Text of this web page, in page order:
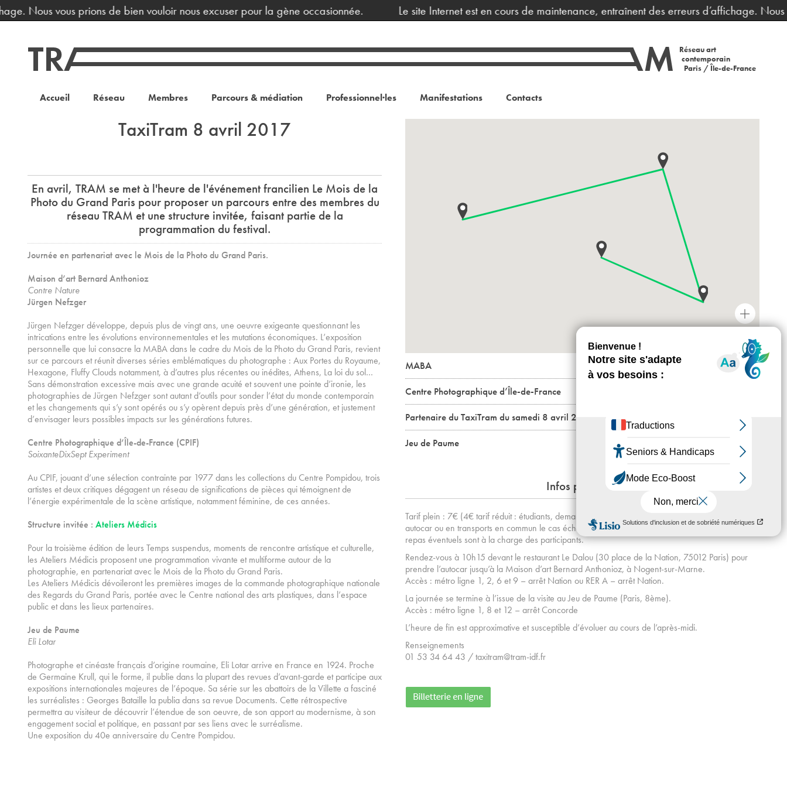
Nous vous prions de bien vouloir nous excuser pour la gène occasionnée. Le site Internet est en cours de maintenance, entraînent des erreurs d’affichage. Nous
Réseau art
contemporain
Paris / Île-de-France
Accueil Réseau Membres Parcours & médiation Professionnel·les Manifestations Contacts
TaxiTram 8 avril 2017
En avril, TRAM se met à l'heure de l'événement francilien Le Mois de la
Photo du Grand Paris pour proposer un parcours entre des membres du
réseau TRAM et une structure invitée, faisant partie de la
programmation du festival.
Journée en partenariat avec le Mois de la Photo du Grand Paris.
Maison d’art Bernard Anthonioz
Contre Nature
Jürgen Nefzger
Jürgen Nefzger développe, depuis plus de vingt ans, une oeuvre exigeante questionnant les
intrications entre les évolutions environnementales et les mutations économiques. L’exposition
personnelle que lui consacre la MABA dans le cadre du Mois de la Photo du Grand Paris, revient
sur ce parcours et réunit diverses séries emblématiques du photographe : Aux Portes du Royaume,
Hexagone, Fluffy Clouds notamment, à d’autres plus récentes ou inédites, Athens, La loi du sol…
Sans démonstration excessive mais avec une grande acuité et souvent une pointe d’ironie, les
photographies de Jürgen Nefzger sont autant d’outils pour sonder l’état du monde contemporain
et les changements qui s’y sont opérés ou s’y opèrent depuis près d’une génération, et justement
d’envisager leurs possibles impacts sur les générations futures.
Centre Photographique d’Île-de-France (CPIF)
SoixanteDixSept Experiment
Au CPIF, jouant d’une sélection contrainte par 1977 dans les collections du Centre Pompidou, trois
artistes et deux critiques dégagent un réseau de significations de pièces qui témoignent de
l’énergie expérimentale de la scène artistique, notamment féminine, de ces années.
Structure invitée : Ateliers Médicis
Pour la troisième édition de leurs Temps suspendus, moments de rencontre artistique et culturelle,
les Ateliers Médicis proposent une programmation vivante et multiforme autour de la
photographie, en partenariat avec le Mois de la Photo du Grand Paris.
Les Ateliers Médicis dévoileront les premières images de la commande photographique nationale
des Regards du Grand Paris, portée avec le Centre national des arts plastiques, dans l’espace
public et dans les lieux partenaires.
Jeu de Paume
Eli Lotar
Photographe et cinéaste français d’origine roumaine, Eli Lotar arrive en France en 1924. Proche
de Germaine Krull, qui le forme, il publie dans la plupart des revues d’avant-garde et participe aux
expositions internationales majeures de l’époque. Sa série sur les abattoirs de la Villette a fasciné
les surréalistes : Georges Bataille la publia dans sa revue Documents. Cette rétrospective
permettra au visiteur de découvrir l’étendue de son oeuvre, de son apport au modernisme, à son
engagement social et politique, en passant par ses liens avec le surréalisme.
Une exposition du 40e anniversaire du Centre Pompidou.
+
MABA
Centre Photographique d’Île-de-France
Partenaire du TaxiTram du samedi 8 avril 2017 – Ateliers Médicis
Jeu de Paume
Infos pratiques
Tarif plein : 7€ (4€ tarif réduit : étudiants, demandeurs d’emploi), comprenant le déplacement en
autocar ou en transports en commun le cas échéant, les entrées et visites accompagnées. Les
repas éventuels sont à la charge des participants.
Rendez-vous à 10h15 devant le restaurant Le Dalou (30 place de la Nation, 75012 Paris) pour
prendre l’autocar jusqu’à la Maison d’art Bernard Anthonioz, à Nogent-sur-Marne.
Accès : métro ligne 1, 2, 6 et 9 – arrêt Nation ou RER A – arrêt Nation.
La journée se termine à l’issue de la visite au Jeu de Paume (Paris, 8ème).
Accès : métro ligne 1, 8 et 12 – arrêt Concorde
L’heure de fin est approximative et susceptible d’évoluer au cours de l’après-midi.
Renseignements
01 53 34 64 43 / taxitram@tram-idf.fr